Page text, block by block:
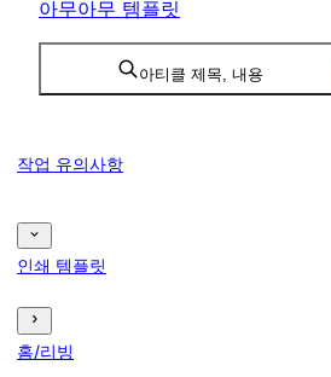
아무아무 템플릿
아티클 제목, 내용
작업 유의사항
인쇄 템플릿
홈/리빙